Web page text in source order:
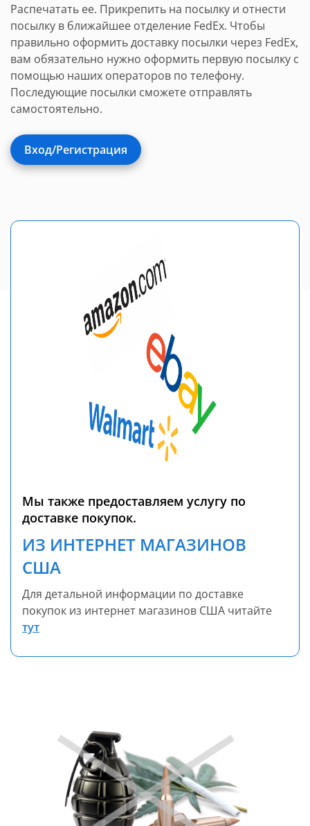
Распечатать ее. Прикрепить на посылку и отнести
посылку в ближайшее отделение FedEx. Чтобы
правильно оформить доставку посылки через FedEx,
вам обязательно нужно оформить первую посылку с
помощью наших операторов по телефону.
Последующие посылки сможете отправлять
самостоятельно.
Вход/Регистрация
Мы также предоставляем услугу по
доставке покупок.
ИЗ ИНТЕРНЕТ МАГАЗИНОВ
США
Для детальной информации по доставке
покупок из интернет магазинов США читайте
тут